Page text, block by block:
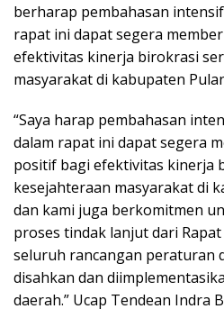
berharap pembahasan
rapat ini dapat segera
efektivitas kinerja birokrasi
masyarakat di kabupaten
“Saya harap pembahasan
dalam rapat ini dapat segera
positif bagi efektivitas kinerja
kesejahteraan masyarakat di
dan kami juga berkomitmen
proses tindak lanjut dari
seluruh rancangan peraturan
disahkan dan
daerah.” Ucap Tendean Indra